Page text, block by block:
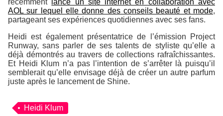
récemment
lancé un site internet en collaboration avec
AOL sur lequel elle donne des conseils beauté et mode,
partageant ses expériences quotidiennes avec ses fans.
Heidi est également présentatrice de l’émission
Project
Runway, sans parler de ses talents de styliste qu’elle a
déjà démontrés au travers de collections rafraîchissantes.
Et Heidi Klum n’a pas l’intention de s’arrêter là puisqu’il
semblerait qu’elle envisage déjà de créer un autre parfum
juste après le lancement de Shine.
Heidi Klum